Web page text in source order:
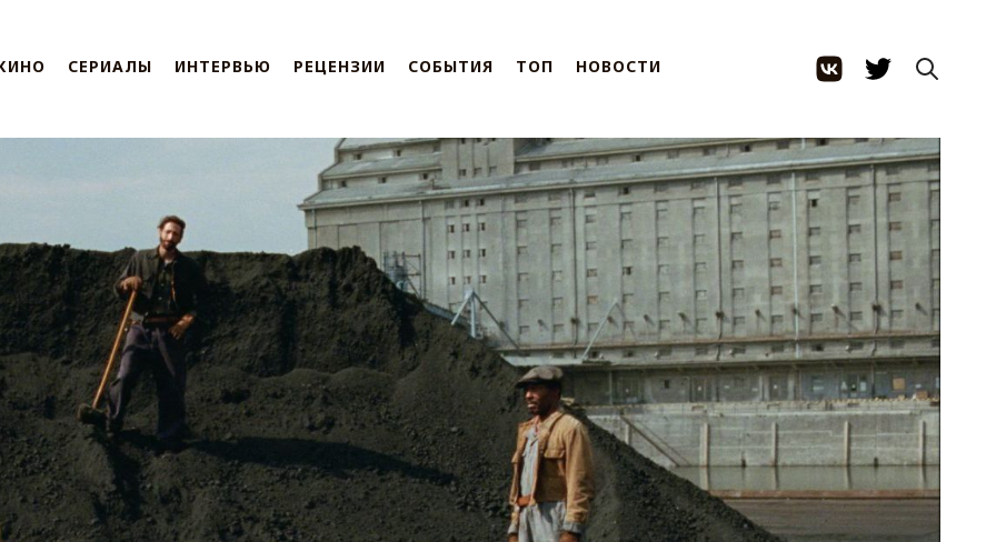
СЕРИАЛЫ ИНТЕРВЬЮ РЕЦЕНЗИИ СОБЫТИЯ ТОП НОВОСТИ